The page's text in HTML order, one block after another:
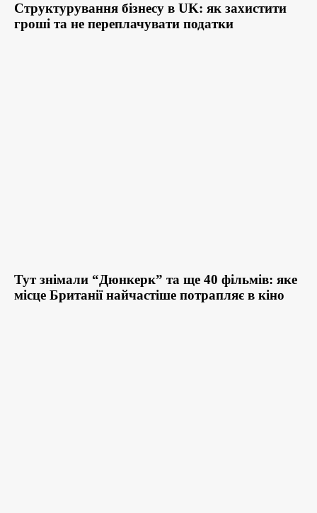
Структурування бізнесу в UK: як захистити
гроші та не переплачувати податки
Тут знімали “Дюнкерк” та ще 40 фільмів: яке
місце Британії найчастіше потрапляє в кіно